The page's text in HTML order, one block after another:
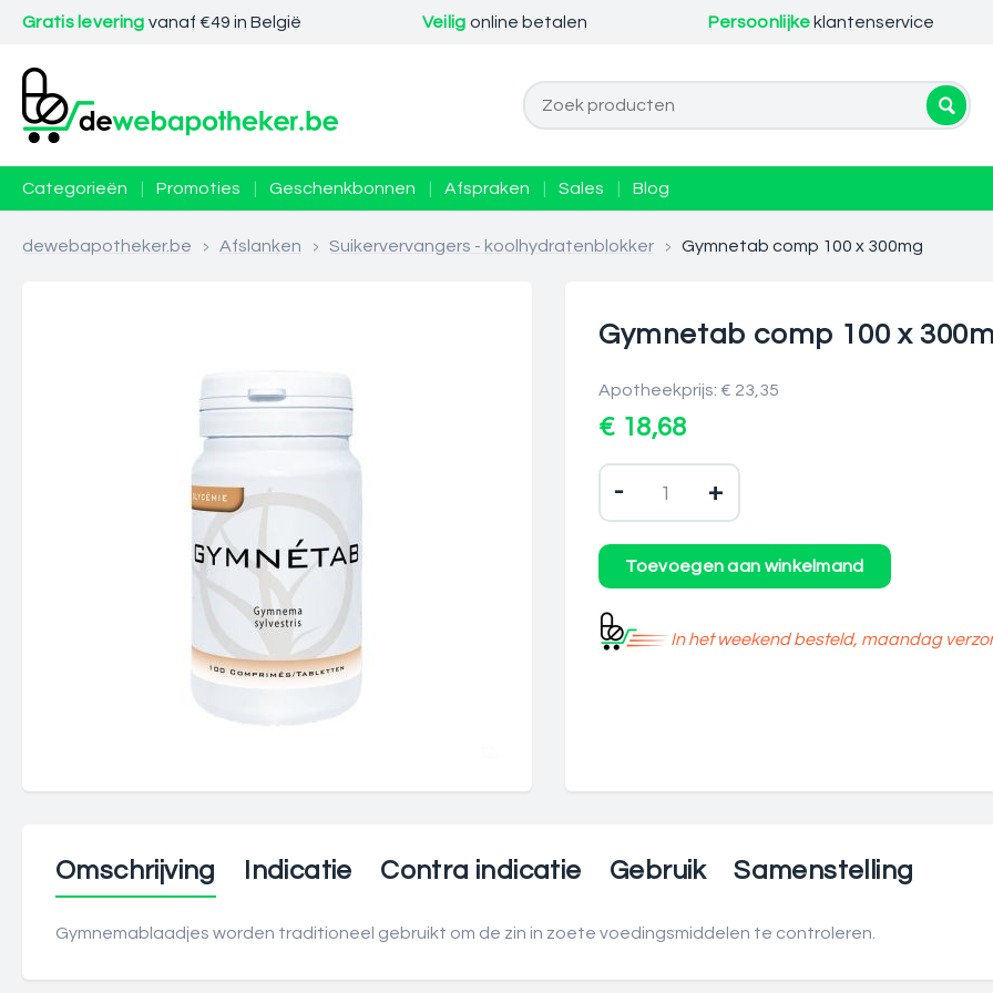
Gratis levering vanaf €49 in België Veilig online betalen Persoonlijke klantenservice
Categorieën Promoties Geschenkbonnen Afspraken Sales Blog
dewebapotheker.be > Afslanken > Suikervervangers - koolhydratenblokker > Gymnetab comp 100 x 300mg
Gymnetab comp 100 x
Apotheekprijs: € 23,35
€ 18,68
- +
In het weekend besteld, maandag
Omschrijving Indicatie Contra indicatie Gebruik Samenstelling
Gymnemablaadjes worden traditioneel gebruikt om de zin in zoete voedingsmiddelen te controleren.